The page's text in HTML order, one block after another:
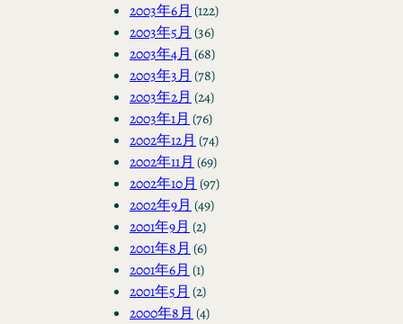
2003年6月 (122)
2003年5月 (36)
2003年4月 (68)
2003年3月 (78)
2003年2月 (24)
2003年1月 (76)
2002年12月 (74)
2002年11月 (69)
2002年10月 (97)
2002年9月 (49)
2001年9月 (2)
2001年8月 (6)
2001年6月 (1)
2001年5月 (2)
2000年8月 (4)